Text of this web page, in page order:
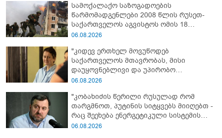
სამოქალაქო საზოგადოების
წარმომადგენლები 2008 წლის რუსეთ-
საქართველოს აგვისტოს ომის 18
წლისთავთან დაკავშირებით ერთობლივ
06.08.2026
"კიდევ ერთხელ მოვუწოდებ
საქართველოს მთავრობას, მისი
დაუყოვნებლივი და უპირობო
გათავისუფლებისკენ" - რას წერს ეუთო-ს
06.08.2026
"კობახიძის წერილი რუსულად რომ
თარგმნოთ, პუტინის სიტყვებს მიიღებთ -
რაც შეეხება ენერგეტიკული სისტემის
პრობლემას, ნამდვილად ვაპირებ
06.08.2026